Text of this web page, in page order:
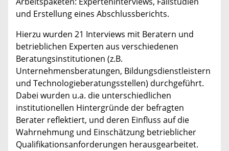
und Erstellung eines Abschlussberichts.
Hierzu wurden 21 Interviews mit Beratern und
betrieblichen Experten aus verschiedenen
Beratungsinstitutionen (z.B.
Unternehmensberatungen, Bildungsdienstleistern
und Technologieberatungsstellen) durchgeführt.
Dabei wurden u.a. die unterschiedlichen
institutionellen Hintergründe der befragten
Berater reflektiert, und deren Einfluss auf die
Wahrnehmung und Einschätzung betrieblicher
Qualifikationsanforderungen herausgearbeitet.